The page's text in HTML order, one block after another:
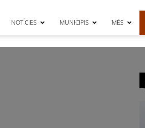
NOTÍCIES MUNICIPIS MÉS